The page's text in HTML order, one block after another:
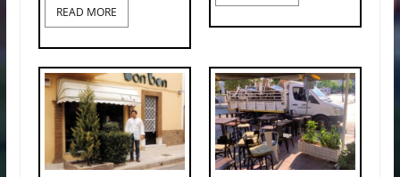
READ MORE